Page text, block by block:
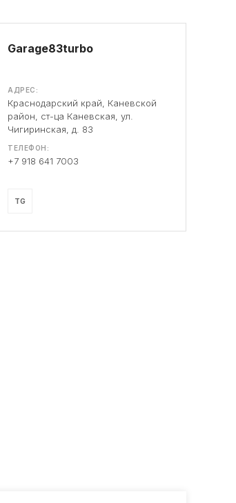
Garage83turbo
АДРЕС:
Краснодарский край, Каневской
район, ст-ца Каневская, ул.
Чигиринская, д. 83
ТЕЛЕФОН:
+7 918 641 7003
TG